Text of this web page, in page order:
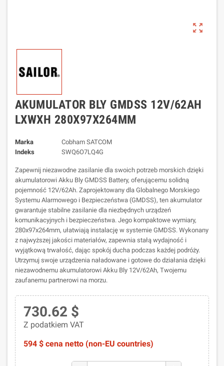
zoom_out_map
AKUMULATOR BLY GMDSS 12V/62AH
LXWXH 280X97X264MM
Marka
Cobham SATCOM
Indeks
SWQ6O7LQ4G
Zapewnij niezawodne zasilanie dla swoich potrzeb morskich dzięki
akumulatorowi Akku Bly GMDSS Battery, oferującemu solidną
pojemność 12V/62Ah. Zaprojektowany dla Globalnego Morskiego
Systemu Alarmowego i Bezpieczeństwa (GMDSS), ten akumulator
gwarantuje stabilne zasilanie dla niezbędnych urządzeń
komunikacyjnych i bezpieczeństwa. Jego kompaktowe wymiary,
280x97x264mm, ułatwiają instalację w systemie GMDSS. Wykonany
z najwyższej jakości materiałów, zapewnia stałą wydajność i
wyjątkową trwałość, dając spokój ducha podczas każdej podróży.
Utrzymuj swoje urządzenia naładowane i gotowe do działania dzięki
niezawodnemu akumulatorowi Akku Bly 12V/62Ah, Twojemu
zaufanemu partnerowi na morzu.
730.62 $
Z podatkiem VAT
594 $ cena netto (non-EU countries)